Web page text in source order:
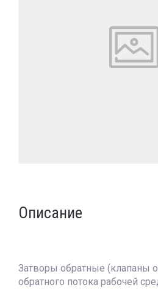
Описание
Затворы обратные (клапаны
обратного потока рабочей